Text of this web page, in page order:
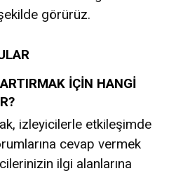
şekilde görürüz.
İÇİN HANGİ
izleyicilerle etkileşimde
cevap vermek
ilgi alanlarına